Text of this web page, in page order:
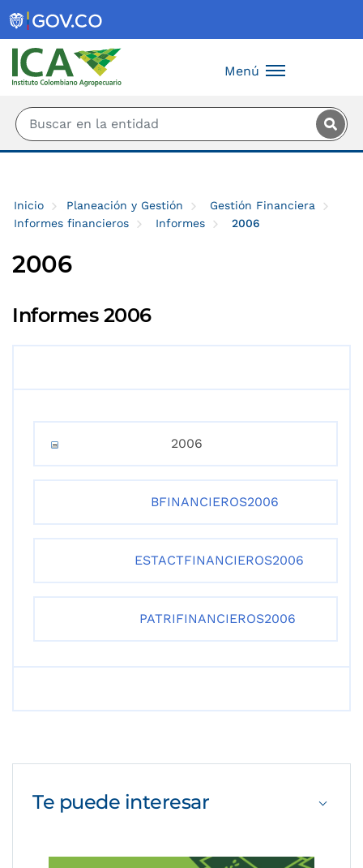
Menú
Inicio Planeación y Gestión
Gestión Financiera
Informes financieros
Informes 2006
2006
Informes 2006
2006
BFINANCIEROS2006
ESTACTFINANCIEROS2006
PATRIFINANCIEROS2006
Te puede interesar